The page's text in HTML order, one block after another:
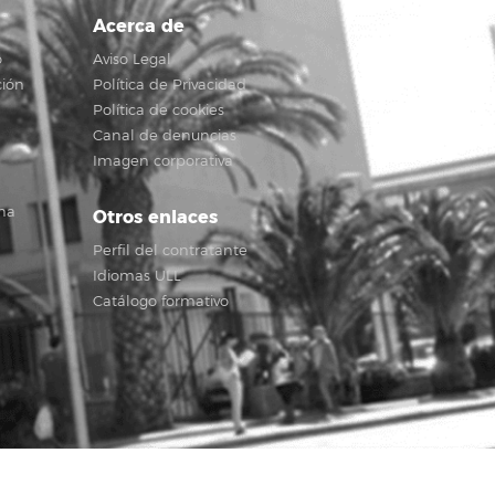
Acerca de
Aviso Legal
Política de Privacidad
Política de cookies
Canal de denuncias
Imagen corporativa
Otros enlaces
Perfil del contratante
Idiomas ULL
Catálogo formativo